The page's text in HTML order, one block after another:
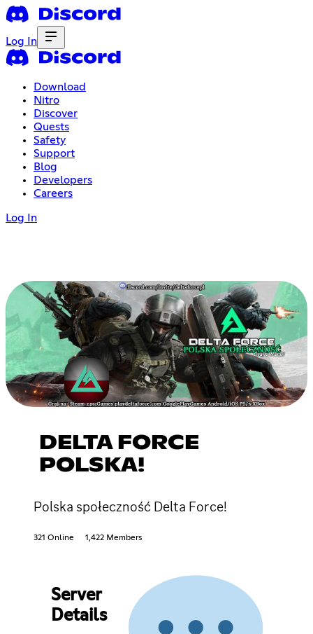
Log In
Download
Nitro
Discover
Quests
Safety
Support
Blog
Developers
Careers
Log In
DELTA FORCE
POLSKA!
Polska społeczność Delta Force!
321 Online 1,422 Members
Server
Details